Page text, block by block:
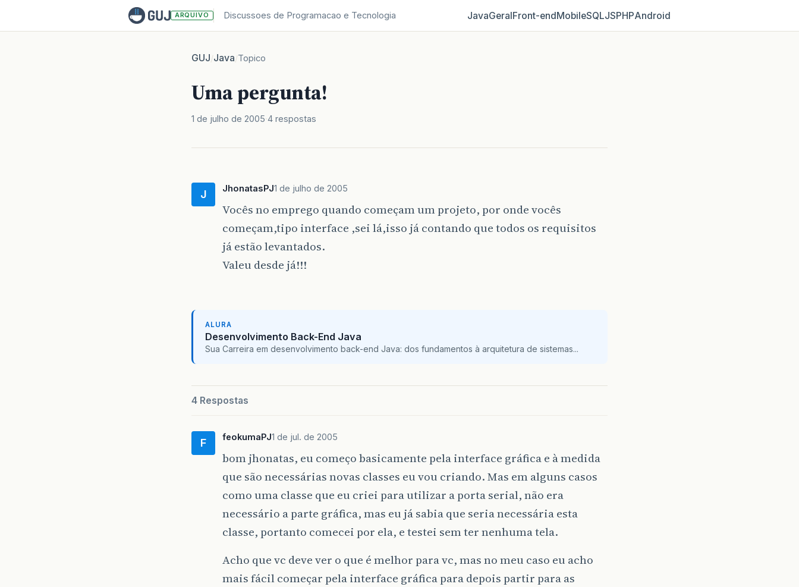
ARQUIVO Discussoes de Programacao e Tecnologia JavaGeralFront‑endMobileSQLJSPHPAndroid
GUJ/Java/Topico
Uma pergunta!
1 de julho de 2005 4 respostas
J JhonatasPJ1 de julho de 2005
Vocês no emprego quando começam um projeto, por onde vocês
começam,tipo interface ,sei lá,isso já contando que todos os requisitos
já estão levantados.
Valeu desde já!!!
ALURA
Desenvolvimento Back-End Java
Sua Carreira em desenvolvimento back-end Java: dos fundamentos à arquitetura de sistemas...
4 Respostas
F feokumaPJ1 de jul. de 2005
bom jhonatas, eu começo basicamente pela interface gráfica e à medida
que são necessárias novas classes eu vou criando. Mas em alguns casos
como uma classe que eu criei para utilizar a porta serial, não era
necessário a parte gráfica, mas eu já sabia que seria necessária esta
classe, portanto comecei por ela, e testei sem ter nenhuma tela.
Acho que vc deve ver o que é melhor para vc, mas no meu caso eu acho
mais fácil começar pela interface gráfica para depois partir para as